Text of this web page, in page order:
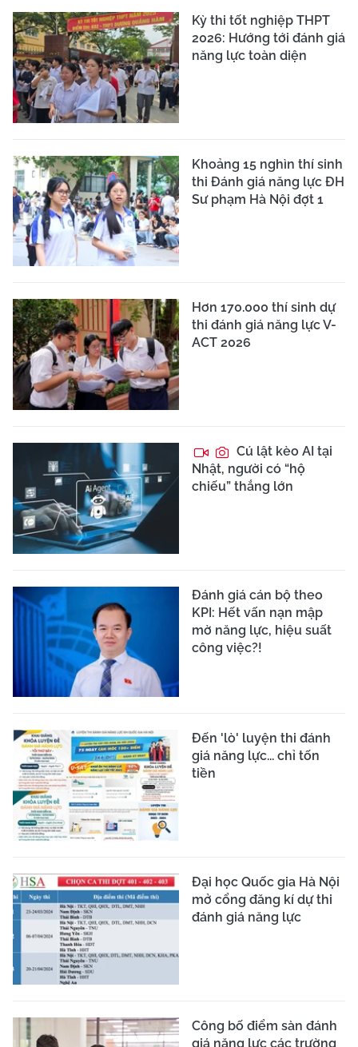
Kỳ thi tốt nghiệp THPT
2026: Hướng tới đánh giá
năng lực toàn diện
Khoảng 15 nghìn thí sinh
thi Đánh giá năng lực ĐH
Sư phạm Hà Nội đợt 1
Hơn 170.000 thí sinh dự
thi đánh giá năng lực V-
ACT 2026
Cú lật kèo AI tại
Nhật, người có “hộ
chiếu” thắng lớn
Đánh giá cán bộ theo
KPI: Hết vấn nạn mập
mờ năng lực, hiệu suất
công việc?!
Đến 'lò' luyện thi đánh
giá năng lực... chỉ tốn
tiền
Đại học Quốc gia Hà Nội
mở cổng đăng kí dự thi
đánh giá năng lực
Công bố điểm sàn đánh
giá năng lực các trường